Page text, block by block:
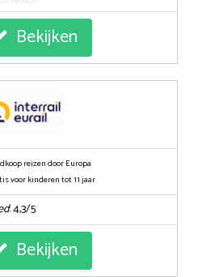
Bekijken
reizen door Europa
voor kinderen tot 11 jaar
: 4,3/5
Bekijken